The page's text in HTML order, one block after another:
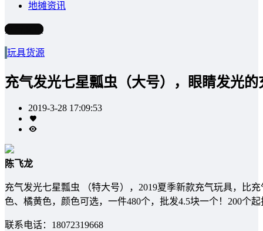
地摊资讯
写文章
玩具货源
充气发光七星瓢虫（大号），眼睛发光的
2019-3-28 17:09:53
陈飞龙
充气发光七星瓢虫 （特大号），2019夏季新款充气玩具，比
色、橘黄色，颜色可选，一件480个，批发4.5块一个！200个
联系电话：18072319668